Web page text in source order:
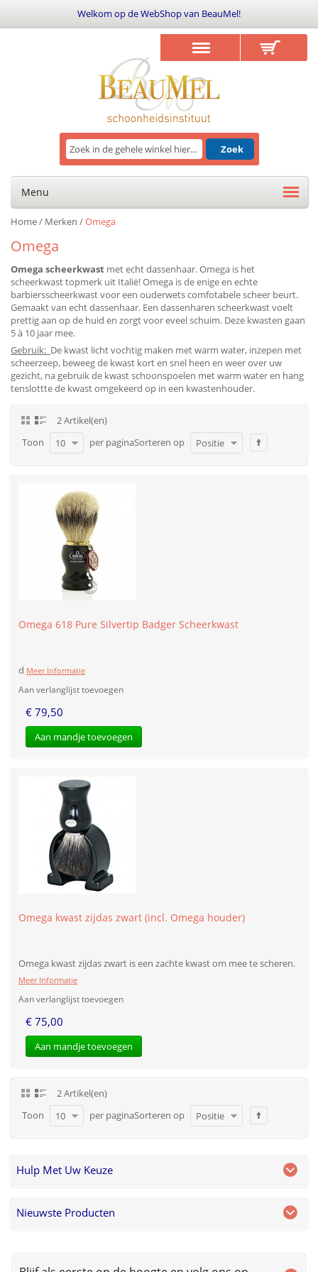
Welkom op de WebShop van BeauMel!
Zoek
Menu
Home/ Merken /Omega
Omega
Omega scheerkwast met echt dassenhaar. Omega is het
scheerkwast topmerk uit Italië! Omega is de enige en echte
barbiersscheerkwast voor een ouderwets comfotabele scheer beurt.
Gemaakt van echt dassenhaar. Een dassenharen scheerkwast voelt
prettig aan op de huid en zorgt voor eveel schuim. Deze kwasten gaan
5 à 10 jaar mee.
Gebruik: De kwast licht vochtig maken met warm water, inzepen met
scheerzeep, beweeg de kwast kort en snel heen en weer over uw
gezicht, na gebruik de kwast schoonspoelen met warm water en hang
tenslottte de kwast omgekeerd op in een kwastenhouder.
2 Artikel(en)
Toon
10 per paginaSorteren op Positie
Omega 618 Pure Silvertip Badger Scheerkwast
d Meer Informatie
Aan verlanglijst toevoegen
€ 79,50
Aan mandje toevoegen
Omega kwast zijdas zwart (incl. Omega houder)
Omega kwast zijdas zwart is een zachte kwast om mee te scheren.
Meer Informatie
Aan verlanglijst toevoegen
€ 75,00
Aan mandje toevoegen
2 Artikel(en)
Toon
10 per paginaSorteren op Positie
Hulp Met Uw Keuze
Nieuwste Producten